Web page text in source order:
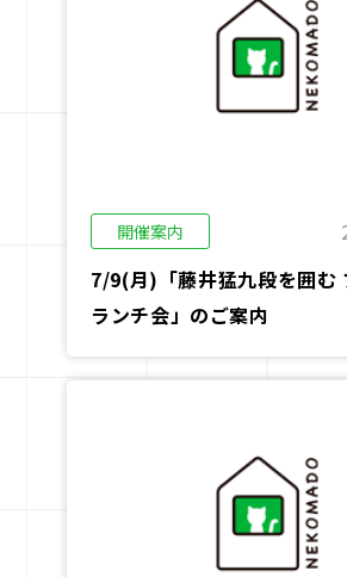
お問い合わせ
開催案内
7/9(月)「藤井猛九段を囲む
ランチ会」のご案内